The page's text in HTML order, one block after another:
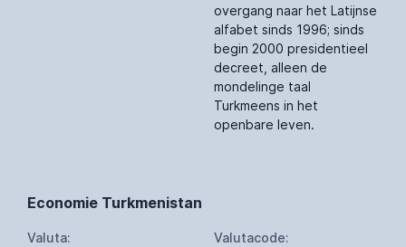
overgang naar het Latijnse
alfabet sinds 1996; sinds
begin 2000 presidentieel
decreet, alleen de
mondelinge taal
Turkmeens in het
openbare leven.
Economie Turkmenistan
Valuta:
Valutacode: